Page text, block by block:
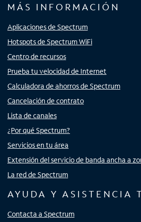
MÁS INFORMACIÓN
Aplicaciones de Spectrum
Hotspots de Spectrum WiFi
Centro de recursos
Prueba tu velocidad de Internet
Calculadora de ahorros de Spectrum
Cancelación de contrato
Lista de canales
¿Por qué Spectrum?
Servicios en tu área
Extensión del servicio de banda ancha a
La red de Spectrum
AYUDA Y ASISTENCIA
Contacta a Spectrum